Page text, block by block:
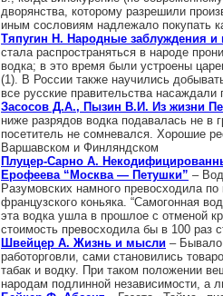
дворянства, которому разрешили
иным сословиям надлежало покупать
Тяпугин Н. Народные заблуждения и
стала распространяться в народе
водка; в это время были устроены
(1). В России также научились
все русские правительства
Засосов Д.А., Пызин В.И. Из жизни
ниже разрядов водка подавалась не в
посетитель не сомневался. Хорошие
Варшавском и Финляндском
Плуцер-Сарно А.
Ерофеева “Москва — Петушки” –
Разумовских намного превосходила
французского коньяка. “Самогонная
эта водка ушла в прошлое с отменой
стоимость превосходила бы в 100 раз
Швейцер А. Жизнь и мысли – Бывало
работорговли, сами становились
табак и водку. При таком положении
народам подлинной независимости, а